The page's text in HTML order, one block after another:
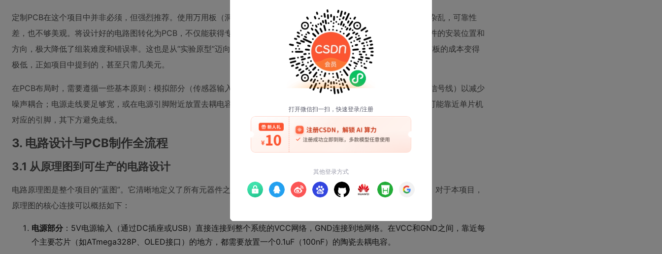
定制PCB在这个项目中并非必须，但强烈推荐。使用万用板（洞洞板）也能完成，但对于集成度稍高的项目，飞线会变得杂乱，可靠性
差，也不够美观。将设计好的电路图转化为PCB，不仅能获得专业的焊接体验，其丝印层（白色文字）能清晰指示每个元件的安装位置和
方向，极大降低了组装难度和错误率。这也是从“实验原型”迈向“产品化设备”的重要一步。JLCPCB等制造商使得小批量打板的成本变得
极低，正如项目中提到的，甚至只需几美元。
在PCB布局时，需要遵循一些基本原则：模拟部分（传感器输入走线）应尽量短，并远离数字部分（单片机、晶振、数字信号线）以减少
噪声耦合；电源走线要足够宽，或在电源引脚附近放置去耦电容（通常为100nF的陶瓷电容）以滤除高频噪声；晶振应尽可能靠近单片机
对应的引脚，其下方避免走线。
3. 电路设计与PCB制作全流程
3.1 从原理图到可生产的电路设计
电路原理图是整个项目的“蓝图”。它清晰地定义了所有元器件之间的电气连接关系，而不关心它们在物理板子上如何摆放。对于本项目，
原理图的核心连接可以概括如下：
电源部分 ：5V电源输入（通过DC插座或USB）直接连接到整个系统的VCC网络，GND连接到地网络。在VCC和GND之间，靠近每
个主要芯片（如ATmega328P、OLED接口）的地方，都需要放置一个0.1uF（100nF）的陶瓷去耦电容。